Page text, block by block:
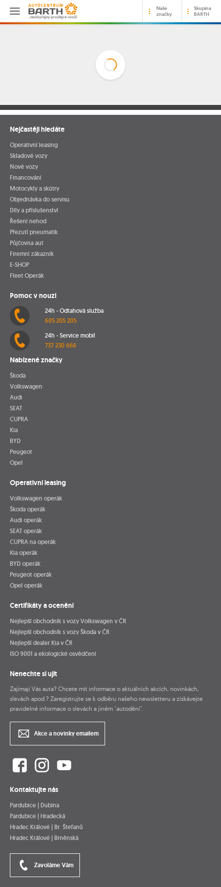
…neobyčejný prodejce vozů!
Naše
značky
Skupina
BARTH
Nejčastěji hledáte
Operativní leasing
Skladové vozy
Nové vozy
Financování
Motocykly a skútry
Objednávka do servisu
Díly a příslušenství
Řešení nehod
Přezutí pneumatik
Půjčovna aut
Firemní zákazník
E-SHOP
Fleet Operák
Pomoc v nouzi
24h - Odtahová služba
605 205 205
24h - Service mobil
737 230 666
Nabízené značky
Škoda
Volkswagen
Audi
SEAT
CUPRA
Kia
BYD
Peugeot
Opel
Operativní leasing
Volkswagen operák
Škoda operák
Audi operák
SEAT operák
CUPRA na operák
Kia operák
BYD operák
Peugeot operák
Opel operák
Certifikáty a ocenění
Nejlepší obchodník s vozy Volkswagen v ČR
Nejlepší obchodník s vozy Škoda v ČR
Nejlepší dealer Kia v ČR
ISO 9001 a ekologické osvědčení
Nenechte si ujít
Zajímají Vás auta? Chcete mít informace o aktuálních akcích, novinkách,
slevách apod.? Zaregistrujte se k odběru našeho newsletteru a získávejte
pravidelné informace o slevách a jiném "autodění".
Akce a novinky emailem
Kontaktujte nás
Pardubice | Dubina
Pardubice | Hradecká
Hradec Králové | Br. Štefanů
Hradec Králové | Brněnská
Zavoláme Vám